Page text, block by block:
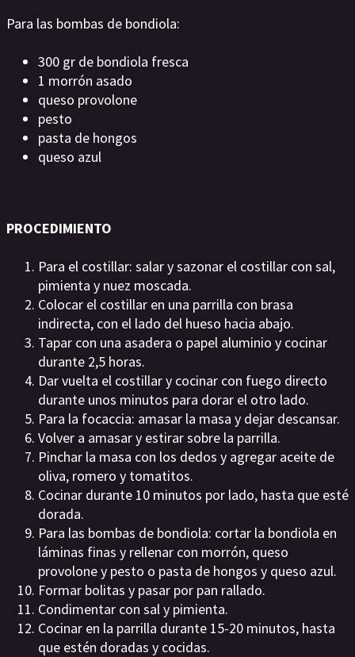
Para las bombas de bondiola:
300 gr de bondiola fresca
1 morrón asado
queso provolone
pesto
pasta de hongos
queso azul
PROCEDIMIENTO
Para el costillar: salar y sazonar el costillar con sal,
pimienta y nuez moscada.
Colocar el costillar en una parrilla con brasa
indirecta, con el lado del hueso hacia abajo.
Tapar con una asadera o papel aluminio y cocinar
durante 2,5 horas.
Dar vuelta el costillar y cocinar con fuego directo
durante unos minutos para dorar el otro lado.
Para la focaccia: amasar la masa y dejar descansar.
Volver a amasar y estirar sobre la parrilla.
Pinchar la masa con los dedos y agregar aceite de
oliva, romero y tomatitos.
Cocinar durante 10 minutos por lado, hasta que esté
dorada.
Para las bombas de bondiola: cortar la bondiola en
láminas finas y rellenar con morrón, queso
provolone y pesto o pasta de hongos y queso azul.
Formar bolitas y pasar por pan rallado.
Condimentar con sal y pimienta.
Cocinar en la parrilla durante 15-20 minutos, hasta
que estén doradas y cocidas.